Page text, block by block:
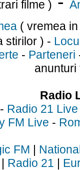
filme )
( vremea
stirilor ) -
- Parteneri
anunturi
Radio
- Radio 21 Live
FM Live -
FM |
| Radio 21 |